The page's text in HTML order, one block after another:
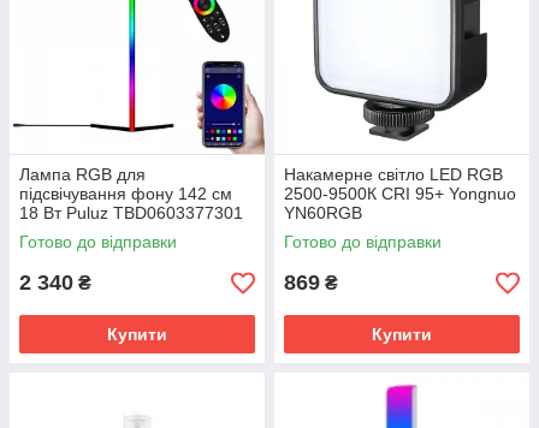
Лампа RGB для
підсвічування фону 142 см
18 Вт Puluz TBD0603377301
Готово до відправки
2 340 ₴
Купити
Накамерне світло LED RGB
2500-9500К CRI 95+ Yongnuo
YN60RGB
Готово до відправки
869 ₴
Купити